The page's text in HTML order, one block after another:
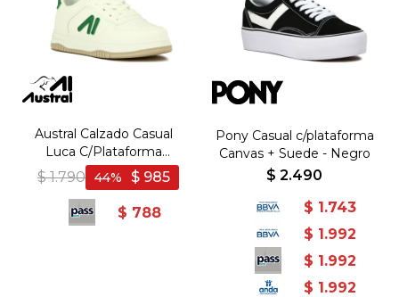
Austral Calzado Casual
Luca C/Plataforma
Acordonado -
Blanco/Verde - Blanco-
Verde
$ 1.790 $ 985
44
$ 788
Pony Casual c/plataforma
Canvas + Suede - Negro
$ 2.490
$ 1.743
$ 1.992
$ 1.992
$ 1.992